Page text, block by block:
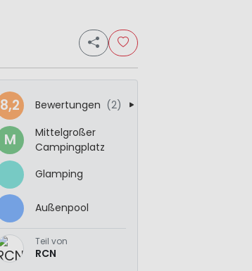
8,2 Bewertungen (2)
M
Mittelgroßer
Campingplatz
Glamping
Außenpool
Teil von
RCN